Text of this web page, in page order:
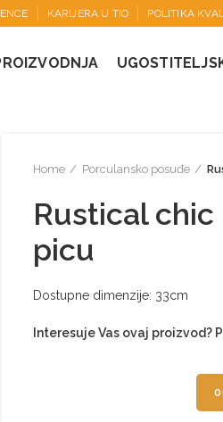
KARIJERA U TIO POLITIKA
Home Porculansko posuđe
Rustical chic
picu
Dostupne dimenzije: 33cm
Interesuje Vas ovaj proizvod?